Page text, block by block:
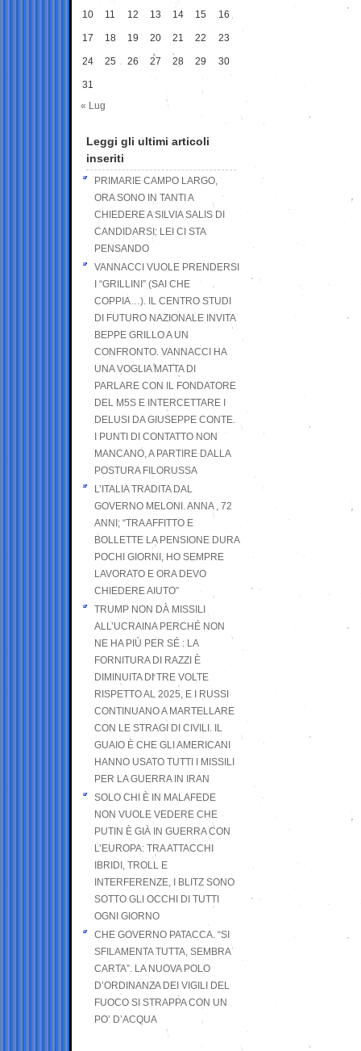
10 11 12 13 14 15 16
17 18 19 20 21 22 23
24 25 26 27 28 29 30
31
« Lug
Leggi gli ultimi articoli
inseriti
PRIMARIE CAMPO LARGO,
ORA SONO IN TANTI A
CHIEDERE A SILVIA SALIS DI
CANDIDARSI: LEI CI STA
PENSANDO
VANNACCI VUOLE PRENDERSI
I “GRILLINI” (SAI CHE
COPPIA…). IL CENTRO STUDI
DI FUTURO NAZIONALE INVITA
BEPPE GRILLO A UN
CONFRONTO. VANNACCI HA
UNA VOGLIA MATTA DI
PARLARE CON IL FONDATORE
DEL M5S E INTERCETTARE I
DELUSI DA GIUSEPPE CONTE.
I PUNTI DI CONTATTO NON
MANCANO, A PARTIRE DALLA
POSTURA FILORUSSA
L’ITALIA TRADITA DAL
GOVERNO MELONI. ANNA , 72
ANNI; “TRA AFFITTO E
BOLLETTE LA PENSIONE DURA
POCHI GIORNI, HO SEMPRE
LAVORATO E ORA DEVO
CHIEDERE AIUTO”
TRUMP NON DÀ MISSILI
ALL’UCRAINA PERCHÉ NON
NE HA PIÙ PER SÉ : LA
FORNITURA DI RAZZI È
DIMINUITA DI TRE VOLTE
RISPETTO AL 2025, E I RUSSI
CONTINUANO A MARTELLARE
CON LE STRAGI DI CIVILI. IL
GUAIO È CHE GLI AMERICANI
HANNO USATO TUTTI I MISSILI
PER LA GUERRA IN IRAN
SOLO CHI È IN MALAFEDE
NON VUOLE VEDERE CHE
PUTIN È GIÀ IN GUERRA CON
L’EUROPA: TRA ATTACCHI
IBRIDI, TROLL E
INTERFERENZE, I BLITZ SONO
SOTTO GLI OCCHI DI TUTTI
OGNI GIORNO
CHE GOVERNO PATACCA. “SI
SFILAMENTA TUTTA, SEMBRA
CARTA”. LA NUOVA POLO
D’ORDINANZA DEI VIGILI DEL
FUOCO SI STRAPPA CON UN
PO’ D’ACQUA